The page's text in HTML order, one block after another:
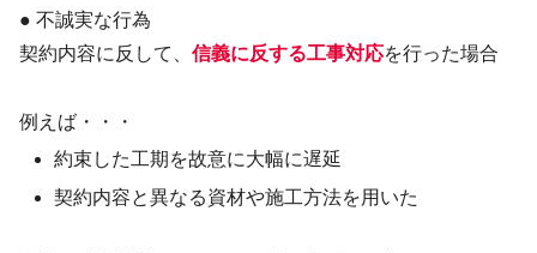
● 不誠実な行為
契約内容に反して、 信義に反する工事対応を行った場合
例えば・・・
約束した工期を故意に大幅に遅延
契約内容と異なる資材や施工方法を用いた